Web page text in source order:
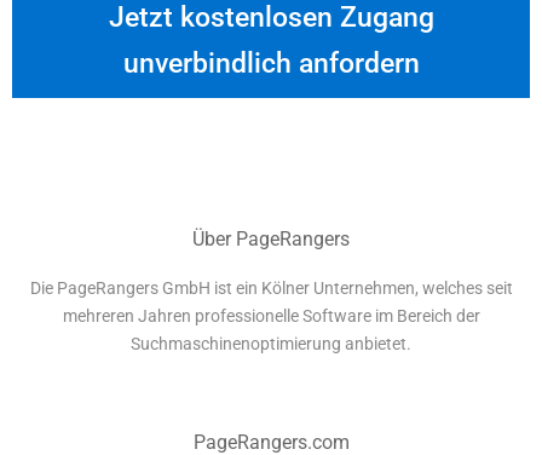
Jetzt kostenlosen Zugang
unverbindlich anfordern
Über PageRangers
Die PageRangers GmbH ist ein Kölner Unternehmen, welches seit
mehreren Jahren professionelle Software im Bereich der
Suchmaschinenoptimierung anbietet.
PageRangers.com